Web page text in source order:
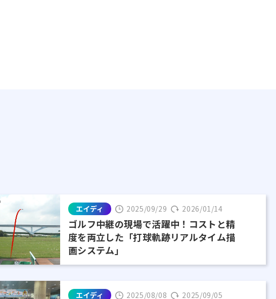
エイディ 2025/09/29 2026/01/14
ゴルフ中継の現場で活躍中！コストと精
度を両立した「打球軌跡リアルタイム描
画システム」
エイディ 2025/08/08 2025/09/05